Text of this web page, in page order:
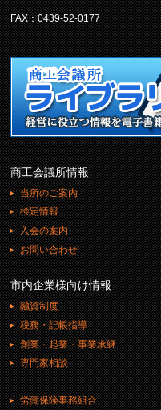
FAX：0439-52-0177
商工会議所情報
当所のご案内
検定情報
入会の案内
お問い合わせ
市内企業様向け情報
融資制度
税務・記帳指導
創業・起業・事業承継
専門家相談
労働保険事務組合